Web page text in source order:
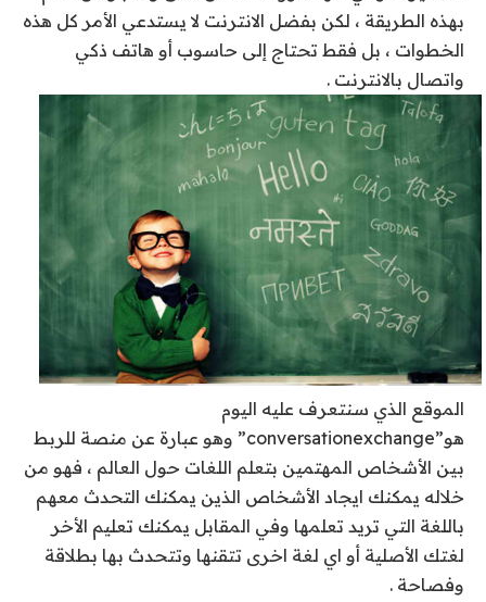
بهذه الطريقة ، لكن بفضل الانترنت لا يستدعي الأمر كل هذه
الخطوات ، بل فقط تحتاج إلى حاسوب أو هاتف ذكي
واتصال بالانترنت .
الموقع الذي سنتعرف عليه اليوم
هو”conversationexchange” وهو عبارة عن منصة للربط
بين الأشخاص المهتمين بتعلم اللغات حول العالم ، فهو من
خلاله يمكنك ايجاد الأشخاص الذين يمكنك التحدث معهم
باللغة التي تريد تعلمها وفي المقابل يمكنك تعليم الأخر
لغتك الأصلية أو اي لغة اخرى تتقنها وتتحدث بها بطلاقة
وفصاحة .